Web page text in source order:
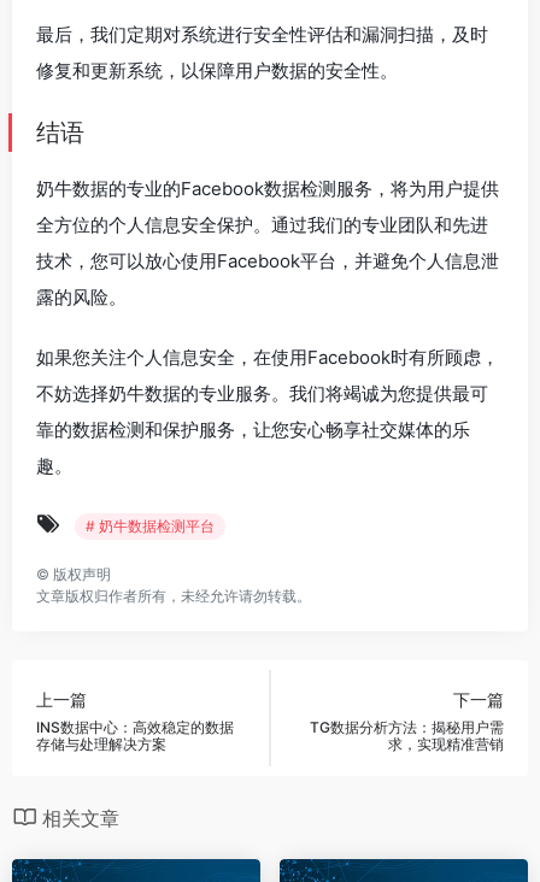
最后，我们定期对系统进行安全性评估和漏洞扫描，及时
修复和更新系统，以保障用户数据的安全性。
结语
奶牛数据的专业的Facebook数据检测服务，将为用户提供
全方位的个人信息安全保护。通过我们的专业团队和先进
技术，您可以放心使用Facebook平台，并避免个人信息泄
露的风险。
如果您关注个人信息安全，在使用Facebook时有所顾虑，
不妨选择奶牛数据的专业服务。我们将竭诚为您提供最可
靠的数据检测和保护服务，让您安心畅享社交媒体的乐
趣。
# 奶牛数据检测平台
© 版权声明
文章版权归作者所有，未经允许请勿转载。
上一篇
INS数据中心：高效稳定的数据
存储与处理解决方案
下一篇
TG数据分析方法：揭秘用户需
求，实现精准营销
相关文章